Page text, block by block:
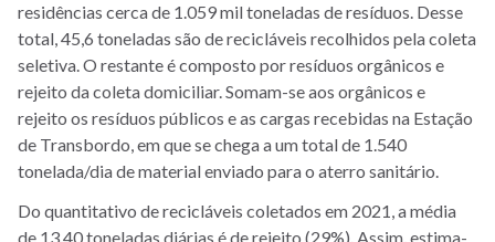
residências cerca de 1.059 mil toneladas de resíduos. Desse
total, 45,6 toneladas são de recicláveis recolhidos pela coleta
seletiva. O restante é composto por resíduos orgânicos e
rejeito da coleta domiciliar. Somam-se aos orgânicos e
rejeito os resíduos públicos e as cargas recebidas na Estação
de Transbordo, em que se chega a um total de 1.540
tonelada/dia de material enviado para o aterro sanitário.
Do quantitativo de recicláveis coletados em 2021, a média
de 13,40 toneladas diárias é de rejeito (29%). Assim, estima-